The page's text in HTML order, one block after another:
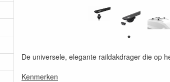
De universele, elegante raildakdrager die op
Kenmerken